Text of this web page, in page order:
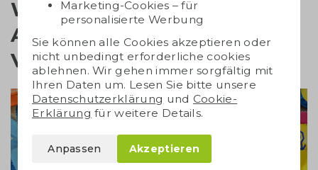
Werbematerial für Ihre
Ausstellung oder
Veranstaltung
Marketing-Cookies – für
personalisierte Werbung
Sie können alle Cookies akzeptieren oder
nicht unbedingt erforderliche cookies
ablehnen. Wir gehen immer sorgfältig mit
Ihren Daten um. Lesen Sie bitte unsere
Datenschutzerklärung und Cookie-
Erklärung für weitere Details.
Anpassen Akzeptieren